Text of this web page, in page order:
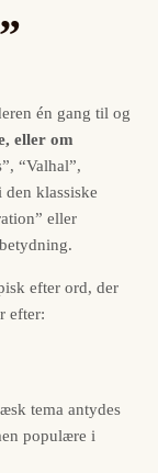
én gang til og
eller om
“Valhal”,
den klassiske
eller
efter ord, der
efter:
tema antydes
populære i